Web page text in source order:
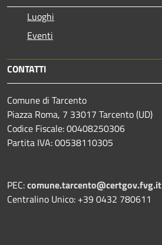
Luoghi
Eventi
CONTATTI
Comune di Tarcento
Piazza Roma, 7 33017 Tarcento (UD)
Codice Fiscale: 00408250306
Partita IVA: 00538110305
PEC:comune.tarcento@certgov.fvg.it
Centralino Unico: +39 0432 780611